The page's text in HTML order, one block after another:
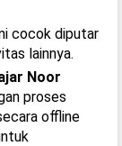
cocok diputar
lainnya.
Noor
proses
offline